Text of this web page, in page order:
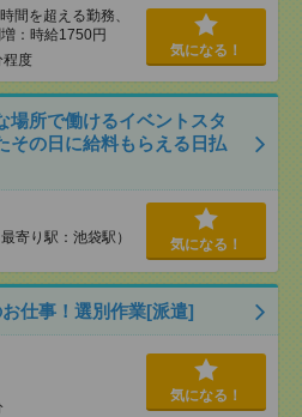
を超える勤務、
：時給1750円
程度
気になる！
場所で働けるイベントスタ
その日に給料もらえる日払
寄り駅：池袋駅） 気になる！
仕事！選別作業[派遣]
気になる！